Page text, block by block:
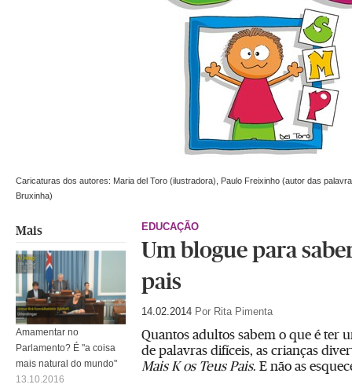
Caricaturas dos autores: Maria del Toro (ilustradora), Paulo Freixinho (autor das
Bruxinha)
EDUCAÇÃO
Um blogue para
pais
14.02.2014 Por Rita Pimenta
Quantos adultos sabem o que é ter
de palavras difíceis, as crianças
Mais K os Teus Pais. E não as
Mais
Amamentar no
Parlamento? É "a coisa
mais natural do mundo"
13.10.2016